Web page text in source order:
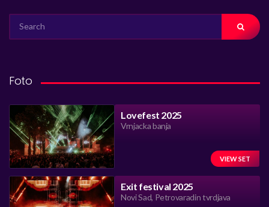
FOR:
Foto
Lovefest 2025
Vrnjacka banja
VIEW SET
Exit festival 2025
Novi Sad, Petrovaradin tvrdjava